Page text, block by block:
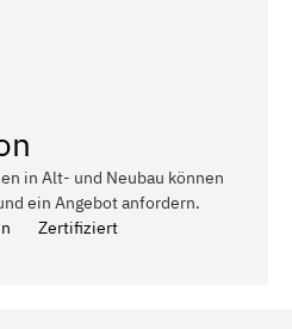
in Alt- und Neubau können
ein Angebot anfordern.
Zertifiziert